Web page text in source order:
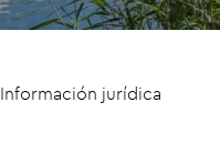
Información jurídica